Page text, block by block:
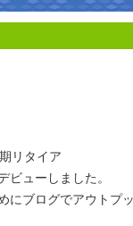
リタイア
ビューしました。
にブログでアウトプ